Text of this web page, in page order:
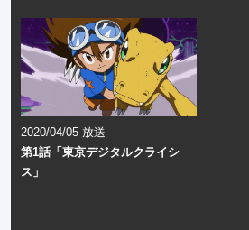
2020/04/05 放送
第1話「東京デジタルクライシ
ス」